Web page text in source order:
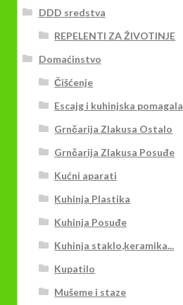
DDD sredstva
REPELENTI ZA ŽIVOTINJE
Domaćinstvo
Čišćenje
Escajg i kuhinjska pomagala
Grnčarija Zlakusa Ostalo
Grnčarija Zlakusa Posuđe
Kućni aparati
Kuhinja Plastika
Kuhinja Posuđe
Kuhinja staklo,keramika...
Kupatilo
Mušeme i staze